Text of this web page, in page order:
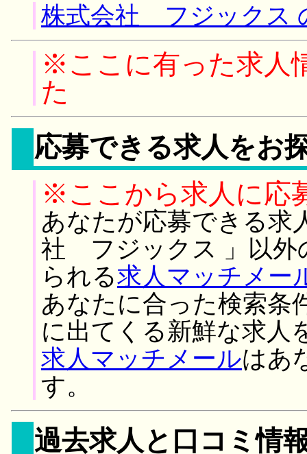
株式会社 フジックス
※ここに有った求人
た
応募できる求人をお
※ここから求人に応
あなたが応募できる求
社 フジックス 」以外
られる求人マッチメー
あなたに合った検索条
に出てくる新鮮な求人
求人マッチメールはあ
す。
過去求人と口コミ情